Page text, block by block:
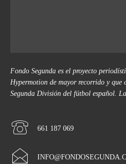
Fondo Segunda es el proyecto
Hypermotion de mayor recorrido y
Segunda División del fútbol español.
661 187 069